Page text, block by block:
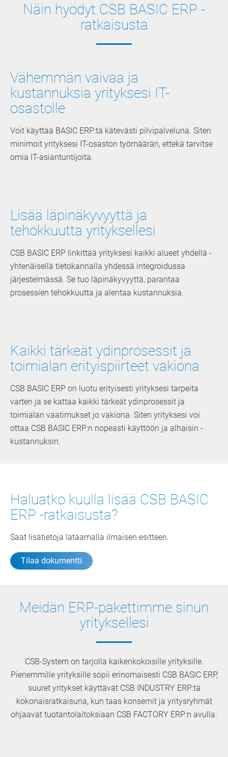
Näin hyödyt CSB BASIC ERP -
ratkaisusta
Vähemmän vaivaa ja
kustannuksia yrityksesi IT-
osastolle
Voit käyttää BASIC ERP:tä kätevästi pilvipalveluna. ­Siten
minimoit yrityksesi IT-osaston työmäärän, ettekä tarvitse
omia IT-asiantuntijoita.
Lisää läpinäkyvyyttä ja
tehokkuutta yrityksellesi
CSB BASIC ERP linkittää yrityksesi kaikki alueet yhdellä ­
yhtenäisellä tietokannalla yhdessä integroidussa
järjestelmässä. Se tuo läpinäkyvyyttä, parantaa
prosessien tehokkuutta ja alentaa kustannuksia.
Kaikki tärkeät ydinprosessit ja
toimialan erityispiirteet vakiona
CSB BASIC ERP on luotu erityisesti yrityksesi tarpeita
varten ja se kattaa kaikki tärkeät ydinprosessit ja
toimialan vaatimukset jo vakiona. Siten yrityksesi voi
ottaa CSB BASIC ERP:n nopeasti käyttöön ja alhaisin ­
kustannuksin.
Haluatko kuulla lisää CSB BASIC
ERP -ratkaisusta?
Saat lisätietoja lataamalla ilmaisen esitteen.
Tilaa dokumentti
Meidän ERP-pakettimme sinun
yrityksellesi
CSB-System on tarjolla kaikenkokoisille yrityksille.
Pienemmille yrityksille sopii erinomaisesti CSB BASIC ERP,
suuret yritykset käyttävät CSB INDUSTRY ERP:tä
kokonaisratkaisuna, kun taas konsernit ja yritysryhmät
ohjaavat tuotantolaitoksiaan CSB FACTORY ERP:n avulla.